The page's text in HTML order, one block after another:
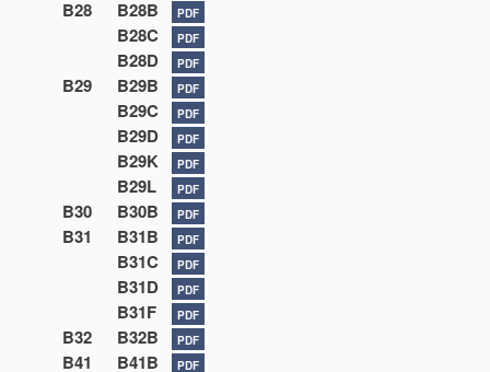
B28 B28B PDF
B28C PDF
B28D PDF
B29 B29B PDF
B29C PDF
B29D PDF
B29K PDF
B29L PDF
B30 B30B PDF
B31 B31B PDF
B31C PDF
B31D PDF
B31F PDF
B32 B32B PDF
B41 B41B PDF